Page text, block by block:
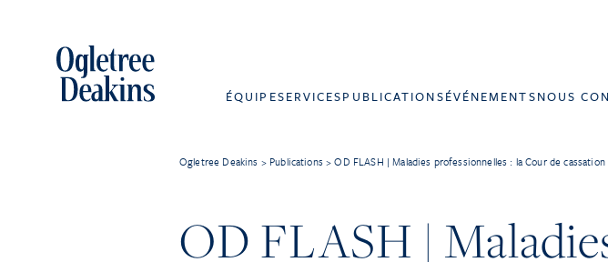
ÉQUIPESERVICESPUBLICATIONSÉVÉNEMENTSNOUS
Ogletree Deakins > Publications >OD FLASH | Maladies professionnelles : la Cour de
OD FLASH |